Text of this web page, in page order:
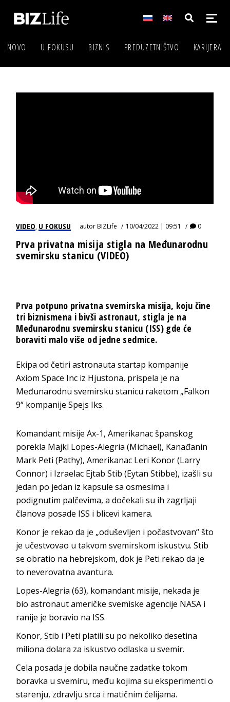
NOVO U FOKUSU BIZNIS PREDUZETNIŠTVO KARIJERA
VIDEO, U FOKUSU autorBIZLife 10/04/2022 | 09:51 0
Prva privatna misija stigla na Međunarodnu
svemirsku stanicu (VIDEO)
Prva potpuno privatna svemirska misija, koju čine
tri biznismena i bivši astronaut, stigla je na
Međunarodnu svemirsku stanicu (ISS) gde će
boraviti malo više od jedne sedmice.
Ekipa od četiri astronauta startap kompanije
Axiom Space Inc iz Hjustona, prispela je na
Međunarodnu svemirsku stanicu raketom „Falkon
9“ kompanije Spejs Iks.
Komandant misije Ax-1, Amerikanac španskog
porekla Majkl Lopes-Alegria (Michael), Kanađanin
Mark Peti (Pathy), Amerikanac Leri Konor (Larry
Connor) i Izraelac Ejtab Stib (Eytan Stibbe), izašli su
jedan po jedan iz kapsule sa osmesima i
podignutim palčevima, a dočekali su ih zagrljaji
članova posade ISS i blicevi kamera.
Konor je rekao da je „oduševljen i počastvovan“ što
je učestvovao u takvom svemirskom iskustvu. Stib
se obratio na hebrejskom, dok je Peti rekao da je
to neverovatna avantura.
Lopes-Alegria (63), komandant misije, nekada je
bio astronaut američke svemiske agencije NASA i
ranije je boravio na ISS.
Konor, Stib i Peti platili su po nekoliko desetina
miliona dolara za iskustvo odlaska u svemir.
Cela posada je dobila naučne zadatke tokom
boravka u svemiru, među kojima su eksperimenti o
starenju, zdravlju srca i matičnim ćelijama.